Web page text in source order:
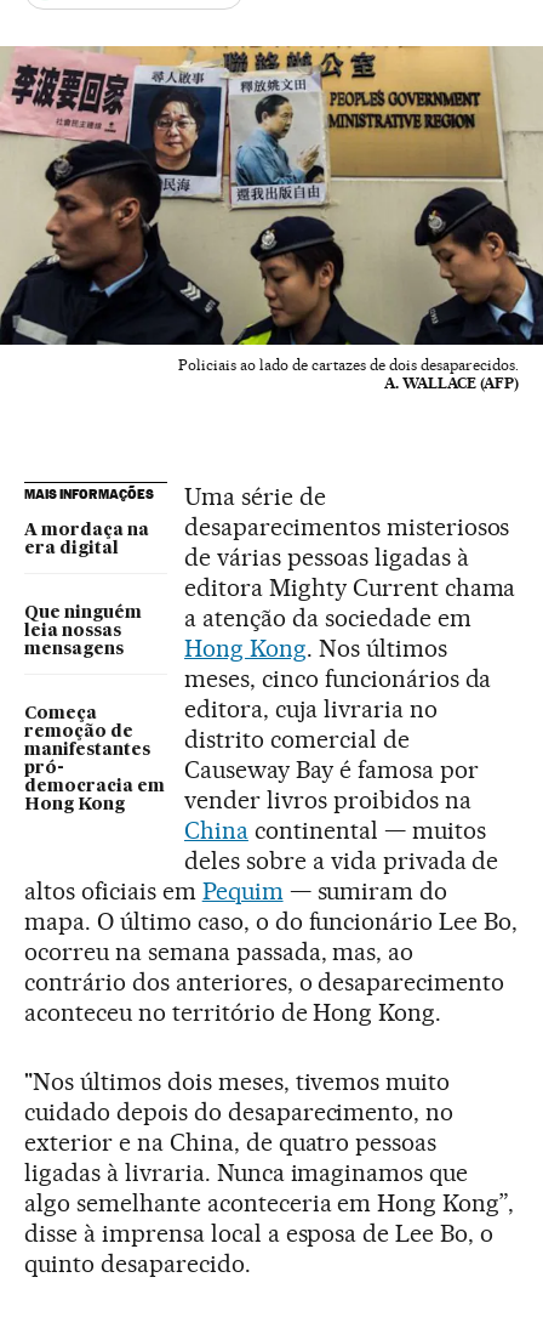
Policiais ao lado de cartazes de dois desaparecidos.
A. WALLACE (AFP)
MAIS INFORMAÇÕES
A mordaça na
era digital
Que ninguém
leia nossas
mensagens
Começa
remoção de
manifestantes
pró-
democracia em
Hong Kong
Uma série de
desaparecimentos misteriosos
de várias pessoas ligadas à
editora Mighty Current chama
a atenção da sociedade em
Hong Kong. Nos últimos
meses, cinco funcionários da
editora, cuja livraria no
distrito comercial de
Causeway Bay é famosa por
vender livros proibidos na
Chinacontinental — muitos
deles sobre a vida privada de
altos oficiais em Pequim— sumiram do
mapa. O último caso, o do funcionário Lee Bo,
ocorreu na semana passada, mas, ao
contrário dos anteriores, o desaparecimento
aconteceu no território de Hong Kong.
"Nos últimos dois meses, tivemos muito
cuidado depois do desaparecimento, no
exterior e na China, de quatro pessoas
ligadas à livraria. Nunca imaginamos que
algo semelhante aconteceria em Hong Kong”,
disse à imprensa local a esposa de Lee Bo, o
quinto desaparecido.